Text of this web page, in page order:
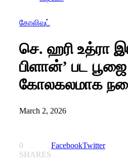
கோலிவுட்
செ. ஹரி உத்ரா
பிளான்’ பட
கோலகலமாக
March 2, 2026
0
SHARES
FacebookTwitter